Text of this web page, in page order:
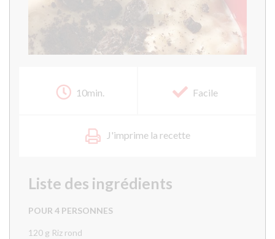
10min. Facile
J'imprime la recette
Liste des ingrédients
POUR 4 PERSONNES
120 g Riz rond